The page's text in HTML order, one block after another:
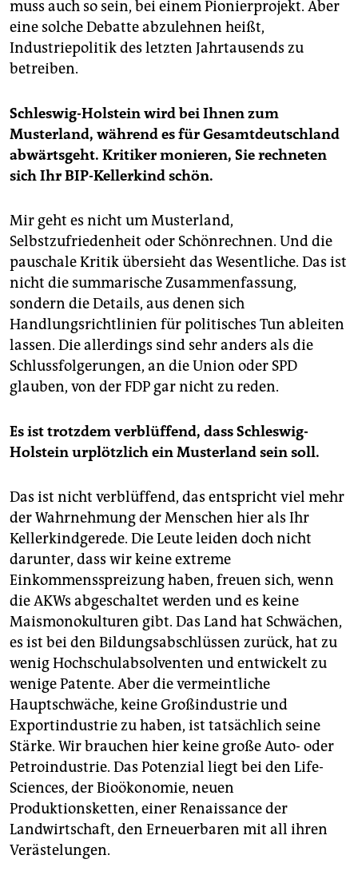
muss auch so sein, bei einem Pionierprojekt. Aber
eine solche Debatte abzulehnen heißt,
Industriepolitik des letzten Jahrtausends zu
betreiben.
Schleswig-Holstein wird bei Ihnen zum
Musterland, während es für Gesamtdeutschland
abwärtsgeht. Kritiker monieren, Sie rechneten
sich Ihr BIP-Kellerkind schön.
Mir geht es nicht um Musterland,
Selbstzufriedenheit oder Schönrechnen. Und die
pauschale Kritik übersieht das Wesentliche. Das ist
nicht die summarische Zusammenfassung,
sondern die Details, aus denen sich
Handlungsrichtlinien für politisches Tun ableiten
lassen. Die allerdings sind sehr anders als die
Schlussfolgerungen, an die Union oder SPD
glauben, von der FDP gar nicht zu reden.
Es ist trotzdem verblüffend, dass Schleswig-
Holstein urplötzlich ein Musterland sein soll.
Das ist nicht verblüffend, das entspricht viel mehr
der Wahrnehmung der Menschen hier als Ihr
Kellerkindgerede. Die Leute leiden doch nicht
darunter, dass wir keine extreme
Einkommensspreizung haben, freuen sich, wenn
die AKWs abgeschaltet werden und es keine
Maismonokulturen gibt. Das Land hat Schwächen,
es ist bei den Bildungsabschlüssen zurück, hat zu
wenig Hochschulabsolventen und entwickelt zu
wenige Patente. Aber die vermeintliche
Hauptschwäche, keine Großindustrie und
Exportindustrie zu haben, ist tatsächlich seine
Stärke. Wir brauchen hier keine große Auto- oder
Petroindustrie. Das Potenzial liegt bei den Life-
Sciences, der Bioökonomie, neuen
Produktionsketten, einer Renaissance der
Landwirtschaft, den Erneuerbaren mit all ihren
Verästelungen.